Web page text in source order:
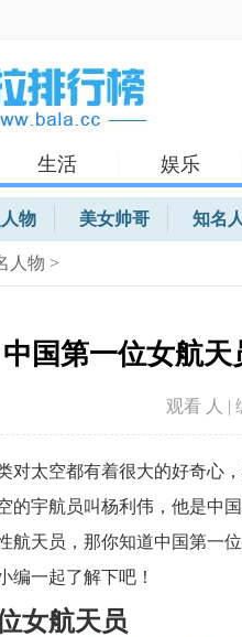
生活 娱乐
物 美女帅哥 知名
人物 >
中国第一位女航天
观看 人 |
对太空都有着很大的好奇心
的宇航员叫杨利伟，他是中
航天员，那你知道中国第一
编一起了解下吧！
女航天员